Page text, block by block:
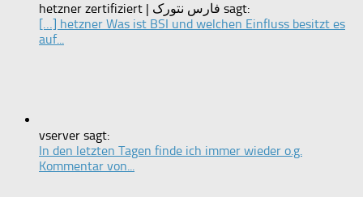
hetzner zertifiziert | فارس نتورک sagt:
[…] hetzner Was ist BSI und welchen Einfluss besitzt es
auf...
vserver sagt:
In den letzten Tagen finde ich immer wieder o.g.
Kommentar von...